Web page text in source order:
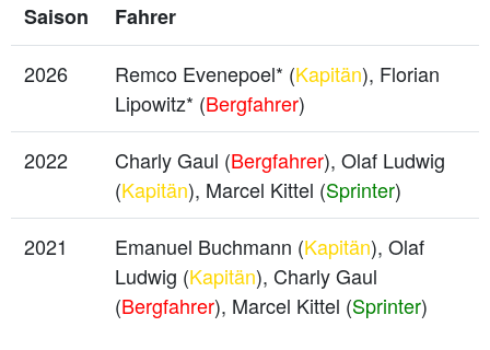
Saison
Fahrer
2026
Remco Evenepoel* (Kapitän), Florian
Lipowitz* (Bergfahrer)
2022
Charly Gaul (Bergfahrer), Olaf Ludwig
(Kapitän), Marcel Kittel (Sprinter)
2021
Emanuel Buchmann (Kapitän), Olaf
Ludwig (Kapitän), Charly Gaul
(Bergfahrer), Marcel Kittel (Sprinter)